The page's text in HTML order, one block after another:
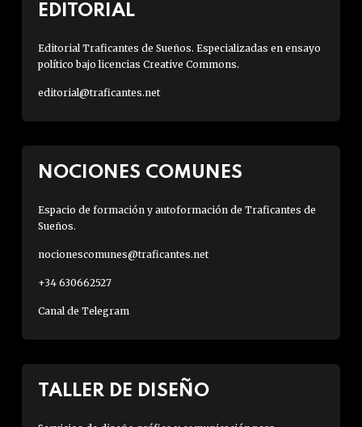
EDITORIAL
Editorial Traficantes de Sueños. Especializadas en ensayo
político bajo licencias Creative Commons.
editorial@traficantes.net
NOCIONES COMUNES
Espacio de formación y autoformación de Traficantes de
Sueños.
nocionescomunes@traficantes.net
+34 630662527
Canal de Telegram
TALLER DE DISEÑO